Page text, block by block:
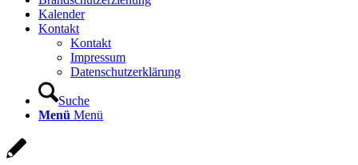
Kalender
Kontakt
Kontakt
Impressum
Datenschutzerklärung
Suche
Menü Menü